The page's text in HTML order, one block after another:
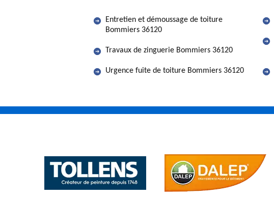
Entretien et démoussage de toiture
Bommiers 36120
Travaux de zinguerie Bommiers 36120
Urgence fuite de toiture Bommiers 36120